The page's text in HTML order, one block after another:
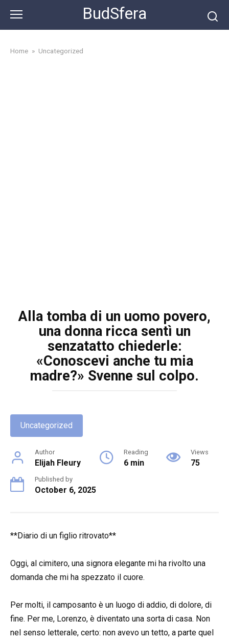
content
BudSfera
Home » Uncategorized
Alla tomba di un uomo povero,
una donna ricca sentì un
senzatatto chiederle:
«Conoscevi anche tu mia
madre?» Svenne sul colpo.
Uncategorized
Author
Elijah Fleury
Reading
6 min
Views
75
Published by
October 6, 2025
**Diario di un figlio ritrovato**
Oggi, al cimitero, una signora elegante mi ha rivolto una
domanda che mi ha spezzato il cuore.
Per molti, il camposanto è un luogo di addio, di dolore, di
fine. Per me, Lorenzo, è diventato una sorta di casa. Non
nel senso letterale, certo: non avevo un tetto, a parte quel